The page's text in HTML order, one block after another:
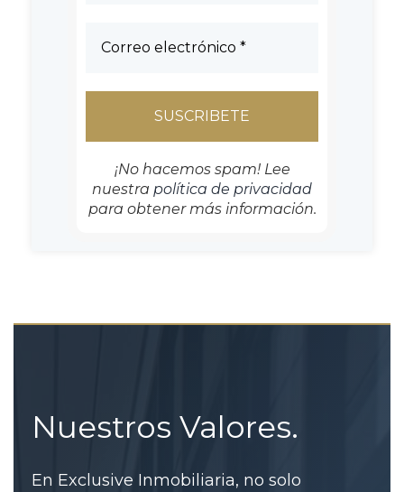
¡No hacemos spam! Lee
nuestra política de privacidad
para obtener más información.
Nuestros Valores.
En Exclusive Inmobiliaria, no solo